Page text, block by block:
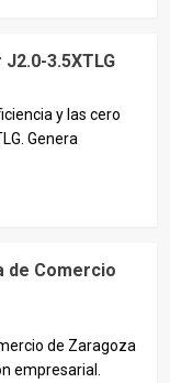
3.5XTLG
y las cero
Genera
de Comercio
de Zaragoza
empresarial.